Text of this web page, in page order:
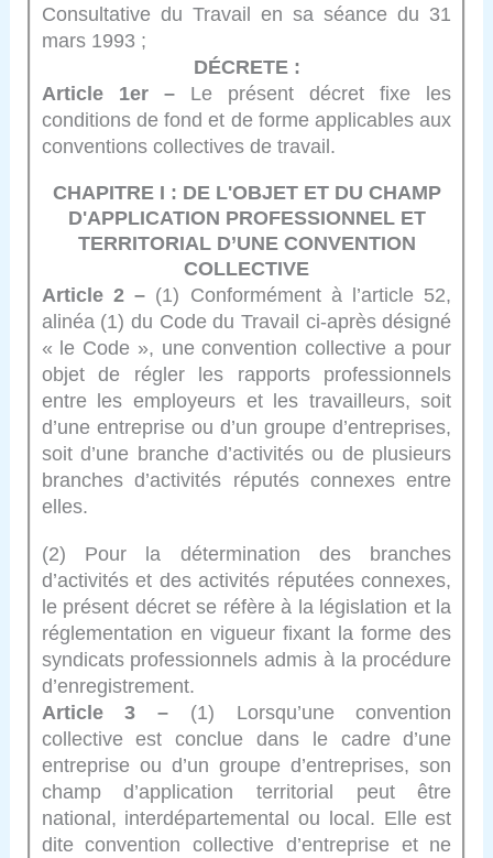
Consultative du Travail en sa séance du 31
mars 1993 ;
DÉCRETE :
Article 1er –Le présent décret fixe les
conditions de fond et de forme applicables aux
conventions collectives de travail.
CHAPITRE I : DE L'OBJET ET DU CHAMP
D'APPLICATION PROFESSIONNEL ET
TERRITORIAL D’UNE CONVENTION
COLLECTIVE
Article 2 – (1) Conformément à l’article 52,
alinéa (1) du Code du Travail ci-après désigné
« le Code », une convention collective a pour
objet de régler les rapports professionnels
entre les employeurs et les travailleurs, soit
d’une entreprise ou d’un groupe d’entreprises,
soit d’une branche d’activités ou de plusieurs
branches d’activités réputés connexes entre
elles.
(2) Pour la détermination des branches
d’activités et des activités réputées connexes,
le présent décret se réfère à la législation et la
réglementation en vigueur fixant la forme des
syndicats professionnels admis à la procédure
d’enregistrement.
Article 3 – (1) Lorsqu’une convention
collective est conclue dans le cadre d’une
entreprise ou d’un groupe d’entreprises, son
champ d’application territorial peut être
national, interdépartemental ou local. Elle est
dite convention collective d’entreprise et ne